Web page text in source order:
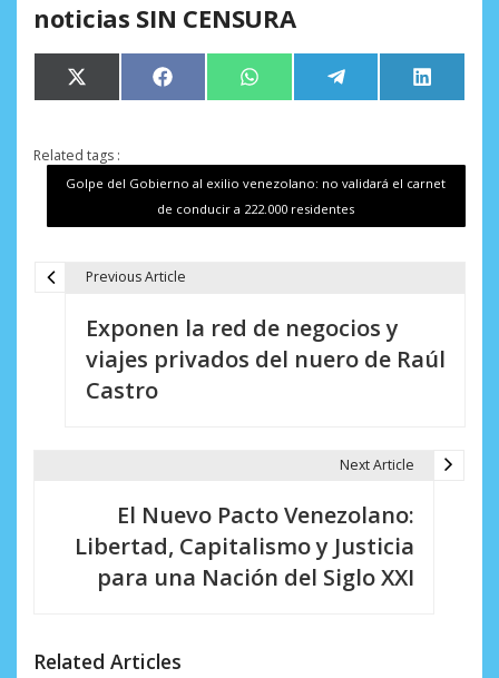
noticias SIN CENSURA
Compartir
en
X
(Twitter)
Compartir
en
Facebook Compartir
en
WhatsApp Compartir
en
Telegram
en
LinkedIn
Related tags :
Golpe del Gobierno al exilio venezolano: no validará el carnet
de conducir a 222.000 residentes
n
Previous Article
Exponen la red de negocios y
viajes privados del nuero de Raúl
Castro
Next Article
El Nuevo Pacto Venezolano:
Libertad, Capitalismo y Justicia
para una Nación del Siglo XXI
Related Articles